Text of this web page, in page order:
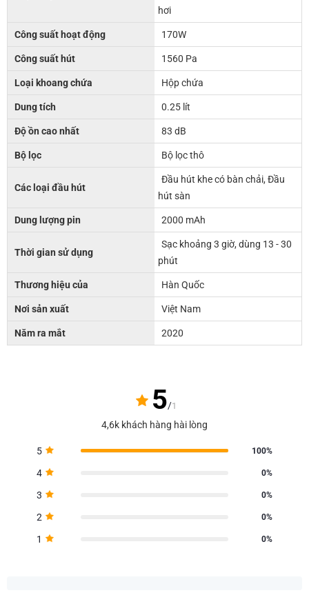
hơi
Công suất hoạt động 170W
Công suất hút 1560 Pa
Loại khoang chứa Hộp chứa
Dung tích 0.25 lít
Độ ồn cao nhất 83 dB
Bộ lọc Bộ lọc thô
Các loại đầu hút
Đầu hút khe có bàn chải, Đầu
hút sàn
Dung lượng pin 2000 mAh
Thời gian sử dụng
Sạc khoảng 3 giờ, dùng 13 - 30
phút
Thương hiệu của Hàn Quốc
Nơi sản xuất Việt Nam
Năm ra mắt 2020
5/1
4,6k khách hàng hài lòng
5 100%
4 0%
3 0%
2 0%
1 0%